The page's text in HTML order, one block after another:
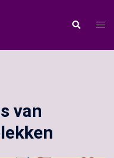
Zoeken
van